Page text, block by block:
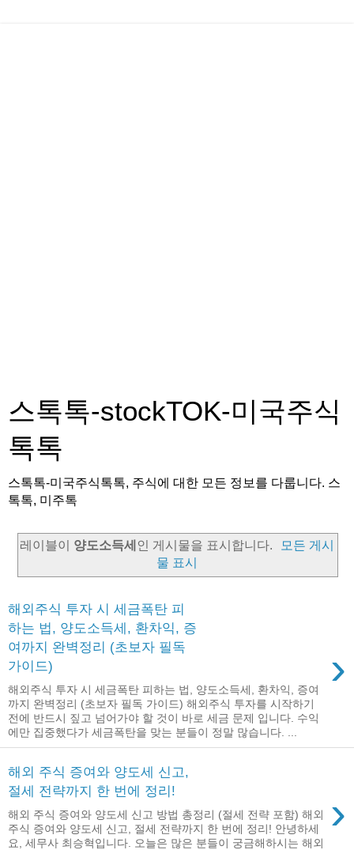
스톡톡-stockTOK-미국주식
톡톡
스톡톡-미국주식톡톡, 주식에 대한 모든 정보를 다룹니다. 스
톡톡, 미주톡
레이블이 양도소득세 인 게시물을 표시합니다.
모든 게시
물 표시
해외주식 투자 시 세금폭탄 피
하는 법, 양도소득세, 환차익, 증
여까지 완벽정리 (초보자 필독
가이드)
›
해외주식 투자 시 세금폭탄 피하는 법, 양도소득세, 환차익, 증여
까지 완벽정리 (초보자 필독 가이드) 해외주식 투자를 시작하기
전에 반드시 짚고 넘어가야 할 것이 바로 세금 문제 입니다. 수익
에만 집중했다가 세금폭탄을 맞는 분들이 정말 많습니다. ...
해외 주식 증여와 양도세 신고,
절세 전략까지 한 번에 정리!
›
해외 주식 증여와 양도세 신고 방법 총정리 (절세 전략 포함) 해외
주식 증여와 양도세 신고, 절세 전략까지 한 번에 정리! 안녕하세
요, 세무사 최승혁입니다. 오늘은 많은 분들이 궁금해하시는 해외